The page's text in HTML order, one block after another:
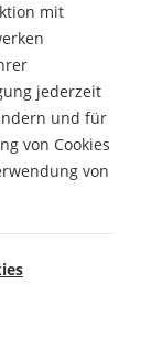
mit
jederzeit
und für
von Cookies
von